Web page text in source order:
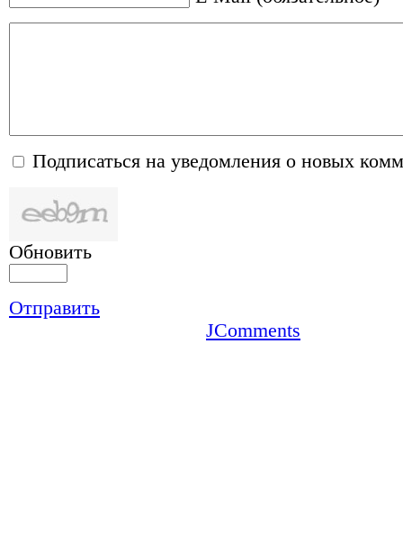
Подписаться на уведомления о новых
Обновить
Отправить
JComments